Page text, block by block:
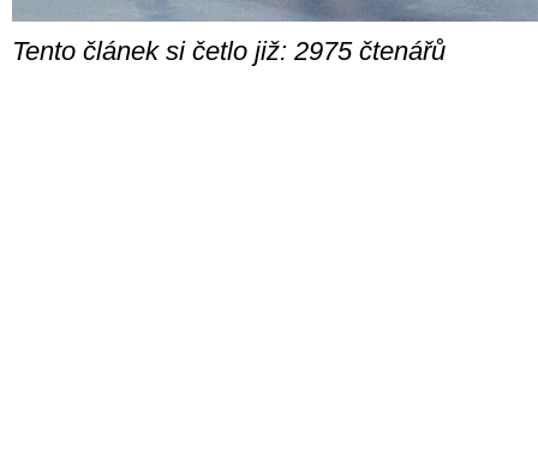
Tento článek si četlo již: 2975 čtenářů